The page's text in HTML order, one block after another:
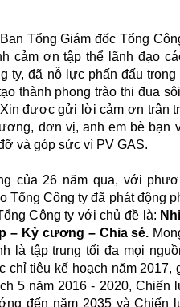
Tổng Giám đốc Tổng
cảm ơn tập thể lãnh đạo
ty, đã nỗ lực phấn đấu trong
thành phong trào thi đua
được gửi lời cảm ơn trân
đơn vị, anh em bè bạn
và góp sức vì PV GAS.
của 26 năm qua, với
Tổng Công ty đã phát động
Công ty với chủ đề là:
– Kỷ cương – Chia sẻ.
là tập trung tối đa mọi
chỉ tiêu kế hoạch năm 2017,
5 năm 2016 - 2020, Chiến
đến năm 2035 và Chiến